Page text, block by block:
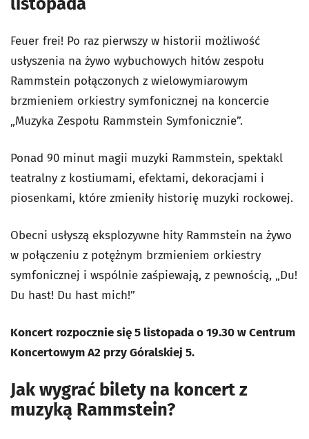
Feuer frei! Po raz pierwszy w historii możliwość
usłyszenia na żywo wybuchowych hitów zespołu
Rammstein połączonych z wielowymiarowym
brzmieniem orkiestry symfonicznej na koncercie
„Muzyka Zespołu Rammstein Symfonicznie”.
Ponad 90 minut magii muzyki Rammstein, spektakl
teatralny z kostiumami, efektami, dekoracjami i
piosenkami, które zmieniły historię muzyki rockowej.
Obecni usłyszą eksplozywne hity Rammstein na żywo
w połączeniu z potężnym brzmieniem orkiestry
symfonicznej i wspólnie zaśpiewają, z pewnością, „Du!
Du hast! Du hast mich!”
Koncert rozpocznie się 5 listopada o 19.30 w Centrum
Koncertowym A2 przy Góralskiej 5.
Jak wygrać bilety na koncert z
muzyką Rammstein?